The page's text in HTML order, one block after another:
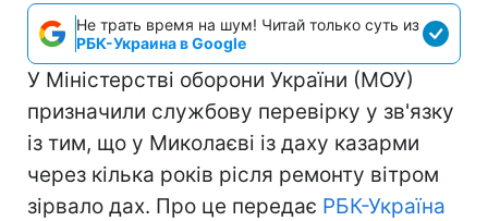
Не трать время на шум! Читай только суть из
РБК-Украина в Google
У Міністерстві оборони України (МОУ)
призначили службову перевірку у зв'язку
із тим, що у Миколаєві із даху казарми
через кілька років рісля ремонту вітром
зірвало дах. Про це передає РБК-Україна